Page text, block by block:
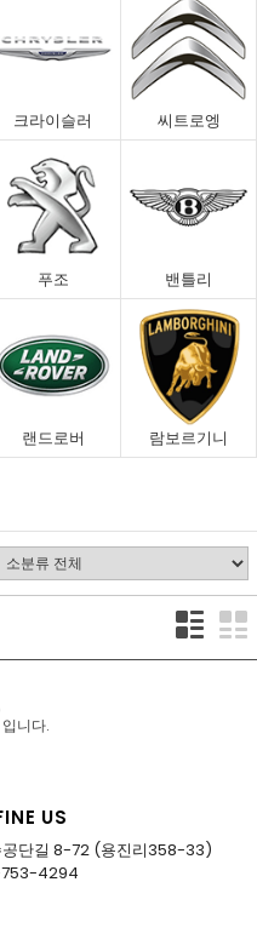
크라이슬러 씨트로엥
푸조 밴틀리
랜드로버 람보르기니
니다.
US
공단길 8-72 (용진리358-33)
753-4294